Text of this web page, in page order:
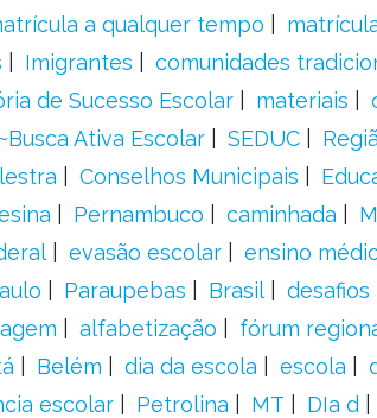
a qualquer tempo
Imigrantes comunidades
de Sucesso Escolar materiais
~Busca Ativa Escolar SEDUC
Conselhos Municipais
Pernambuco caminhada
evasão escolar ensino
Paraupebas Brasil desafios
alfabetização fórum
Belém dia da escola escola
escolar Petrolina MT DIa d